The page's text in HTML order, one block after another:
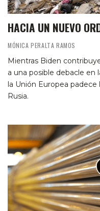
HACIA UN NUEVO
MÓNICA PERALTA RAMOS
Mientras Biden
a una posible debacle
la Unión Europea
Rusia.